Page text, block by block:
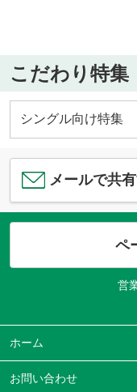
こだわり特集
シングル向け特集
メールで共
ペ
営
ホーム
お問い合わせ